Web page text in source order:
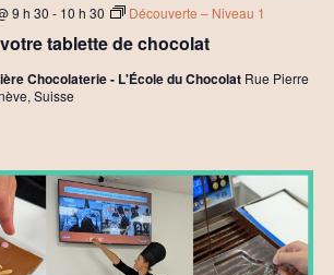
tablette de chocolat
9 h 30 - 10 h 30 Découverte – Niveau 1
Chocolaterie - L'École du Chocolat Rue Pierre
Suisse